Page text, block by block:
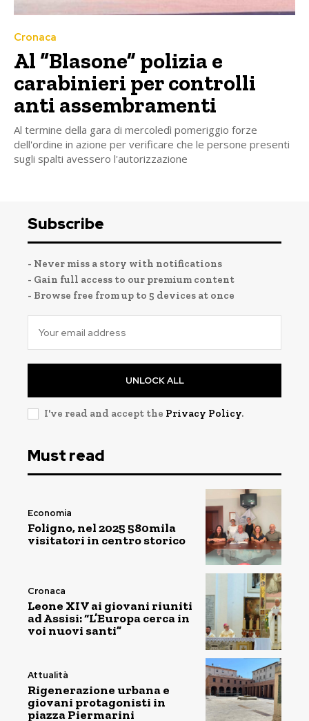
Cronaca
Al “Blasone” polizia e
carabinieri per controlli
anti assembramenti
Al termine della gara di mercoledì pomeriggio forze
dell'ordine in azione per verificare che le persone presenti
sugli spalti avessero l'autorizzazione
Subscribe
- Never miss a story with notifications
- Gain full access to our premium content
- Browse free from up to 5 devices at once
UNLOCK ALL
I've read and accept the Privacy Policy.
Must read
Economia
Foligno, nel 2025 580mila
visitatori in centro storico
Cronaca
Leone XIV ai giovani riuniti
ad Assisi: “L’Europa cerca in
voi nuovi santi”
Attualità
Rigenerazione urbana e
giovani protagonisti in
piazza Piermarini